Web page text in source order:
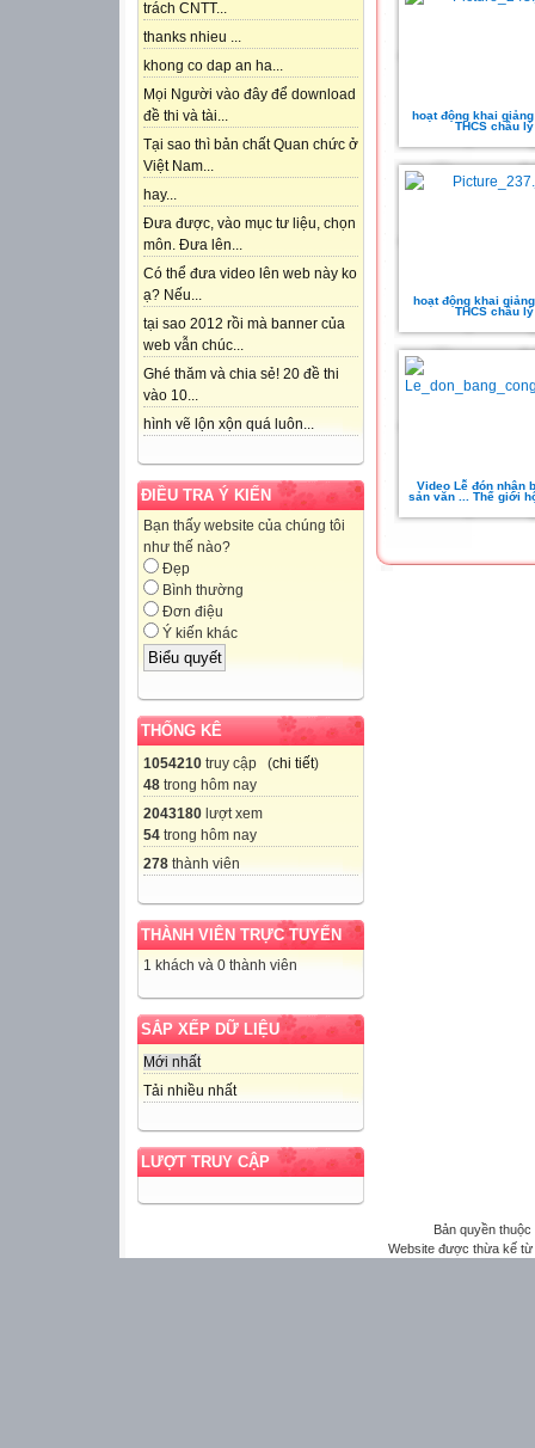
trách CNTT...
thanks nhieu ...
khong co dap an ha...
Mọi Người vào đây để download
đề thi và tài...
Tại sao thì bản chất Quan chức ở
Việt Nam...
hay...
Đưa được, vào mục tư liệu, chọn
môn. Đưa lên...
Có thể đưa video lên web này ko
ạ? Nếu...
tại sao 2012 rồi mà banner của
web vẫn chúc...
Ghé thăm và chia sẻ! 20 đề thi
vào 10...
hình vẽ lộn xộn quá luôn...
ĐIỀU TRA Ý KIẾN
Bạn thấy website của chúng tôi
như thế nào?
Đẹp
Bình thường
Đơn điệu
Ý kiến khác
THỐNG KÊ
1054210 truy cập (chi tiết)
48 trong hôm nay
2043180 lượt xem
54 trong hôm nay
278 thành viên
THÀNH VIÊN TRỰC TUYẾN
1 khách và 0 thành viên
SẮP XẾP DỮ LIỆU
Mới nhất
Tải nhiều nhất
LƯỢT TRUY CẬP
hoạt động khai
THCS châu lý
hoạt động khai
THCS châu lý
Video Lễ đón nhận
sản văn ... Thế giới
Bản quyền
Website được thừa kế từ